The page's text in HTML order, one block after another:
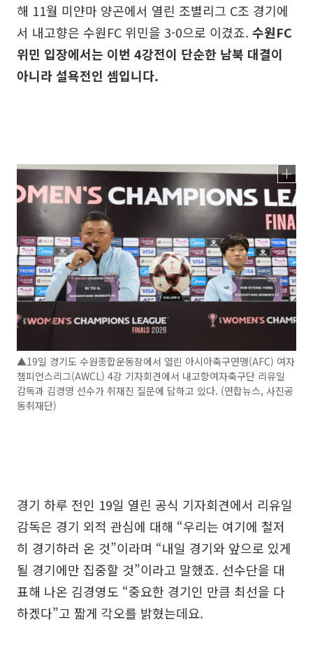
해 11월 미얀마 양곤에서 열린 조별리그 C조 경기에
서 내고향은 수원FC 위민을 3-0으로 이겼죠. 수원FC
위민 입장에서는 이번 4강전이 단순한 남북 대결이
아니라 설욕전인 셈입니다.
▲19일 경기도 수원종합운동장에서 열린 아시아축구연맹(AFC) 여자
챔피언스리그(AWCL) 4강 기자회견에서 내고향여자축구단 리유일
감독과 김경영 선수가 취재진 질문에 답하고 있다. (연합뉴스, 사진공
동취재단)
경기 하루 전인 19일 열린 공식 기자회견에서 리유일
감독은 경기 외적 관심에 대해 “우리는 여기에 철저
히 경기하러 온 것”이라며 “내일 경기와 앞으로 있게
될 경기에만 집중할 것”이라고 말했죠. 선수단을 대
표해 나온 김경영도 “중요한 경기인 만큼 최선을 다
하겠다”고 짧게 각오를 밝혔는데요.